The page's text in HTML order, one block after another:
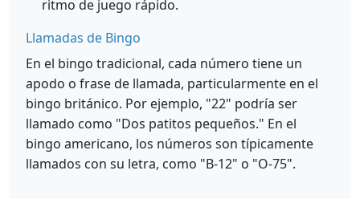
ritmo de juego rápido.
Llamadas de Bingo
En el bingo tradicional, cada número tiene un
apodo o frase de llamada, particularmente en el
bingo británico. Por ejemplo, "22" podría ser
llamado como "Dos patitos pequeños." En el
bingo americano, los números son típicamente
llamados con su letra, como "B-12" o "O-75".